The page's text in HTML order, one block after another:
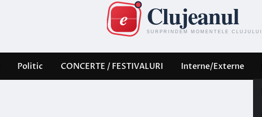
Politic CONCERTE / FESTIVALURI Interne/Externe